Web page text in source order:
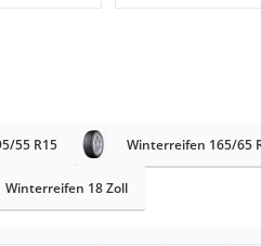
55 R15 Winterreifen 165/65
Winterreifen 18 Zoll